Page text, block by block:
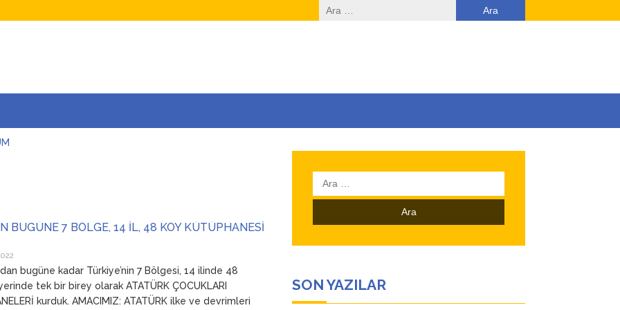
Arama:
BUGÜNE 7 BÖLGE, 14 İL, 48 KÖY KÜTÜPHANESİ
bugüne kadar Türkiye’nin 7 Bölgesi, 14 ilinde 48
tek bir birey olarak ATATÜRK ÇOCUKLARI
kurduk. AMACIMIZ: ATATÜRK ilke ve devrimleri
Arama:
SON YAZILAR